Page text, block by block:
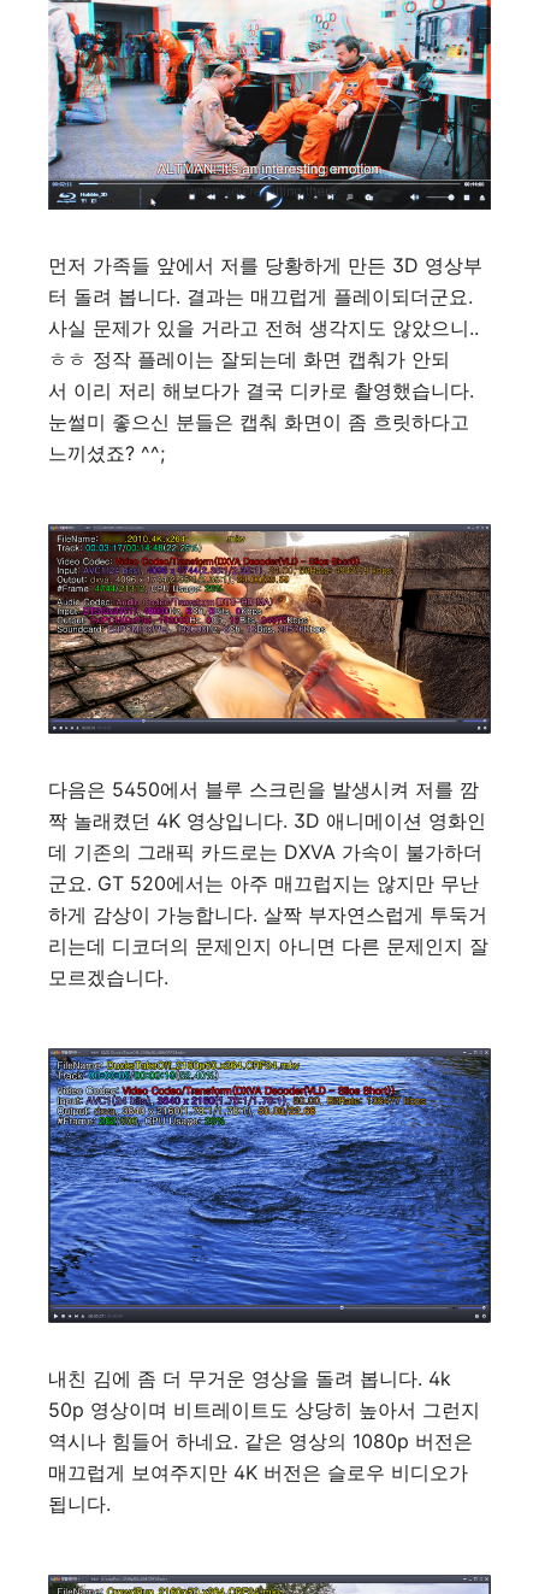
먼저 가족들 앞에서 저를 당황하게 만든 3D 영상부
터 돌려 봅니다. 결과는 매끄럽게 플레이되더군요.
사실 문제가 있을 거라고 전혀 생각지도 않았으니..
ㅎㅎ 정작 플레이는 잘되는데 화면 캡춰가 안되
서 이리 저리 해보다가 결국 디카로 촬영했습니다.
눈썰미 좋으신 분들은 캡춰 화면이 좀 흐릿하다고
느끼셨죠? ^^;
다음은 5450에서 블루 스크린을 발생시켜 저를 깜
짝 놀래켰던 4K 영상입니다. 3D 애니메이션 영화인
데 기존의 그래픽 카드로는 DXVA 가속이 불가하더
군요. GT 520에서는 아주 매끄럽지는 않지만 무난
하게 감상이 가능합니다. 살짝 부자연스럽게 투둑거
리는데 디코더의 문제인지 아니면 다른 문제인지 잘
모르겠습니다.
내친 김에 좀 더 무거운 영상을 돌려 봅니다. 4k
50p 영상이며 비트레이트도 상당히 높아서 그런지
역시나 힘들어 하네요. 같은 영상의 1080p 버전은
매끄럽게 보여주지만 4K 버전은 슬로우 비디오가
됩니다.